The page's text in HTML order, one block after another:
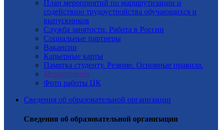
План мероприятий по маршрутизации и
содействию трудоустройства обучающихся и
выпускников
Служба занятости. Работа в России
Социальные партнеры
Вакансии
Карьерные карты
Памятка студенту. Резюме. Основные правила.
Мероприятия
Фото работы ЦК
Сведения об образовательной организации
Сведения об образовательной организации